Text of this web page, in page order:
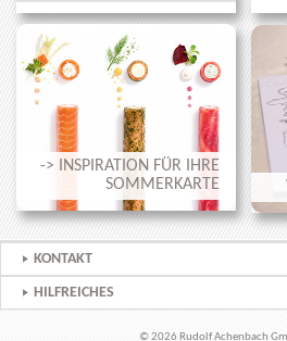
-> INSPIRATION FÜR IHRE
SOMMERKARTE
KONTAKT
HILFREICHES
© 2026 Rudolf Achenbach